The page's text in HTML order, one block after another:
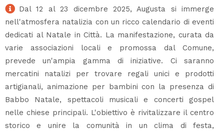
Dal 12 al 23 dicembre 2025, Augusta si immerge
nell'atmosfera natalizia con un ricco calendario di eventi
dedicati al Natale in Città. La manifestazione, curata da
varie associazioni locali e promossa dal Comune,
prevede un'ampia gamma di iniziative. Ci saranno
mercatini natalizi per trovare regali unici e prodotti
artigianali, animazione per bambini con la presenza di
Babbo Natale, spettacoli musicali e concerti gospel
nelle chiese principali. L'obiettivo è rivitalizzare il centro
storico e unire la comunità in un clima di festa,